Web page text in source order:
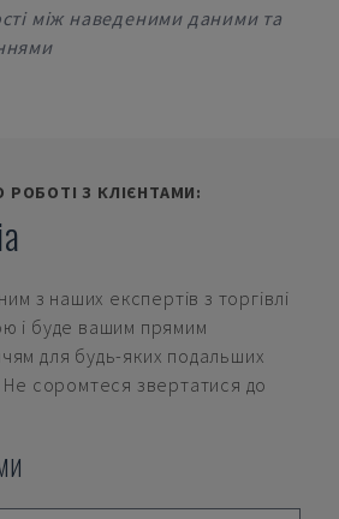
між наведеними даними та
З КЛІЄНТАМИ:
з наших експертів з торгівлі
і буде вашим прямим
для будь-яких подальших
соромтеся звертатися до